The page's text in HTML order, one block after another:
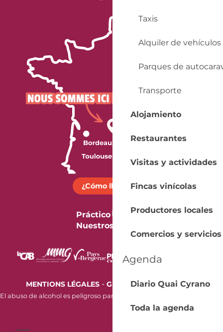
Taxis
Alquiler de vehículos
Parques de
Transporte
Alojamiento
Restaurantes
Visitas y actividades
Fincas vinícolas
Productores locales
Comercios y servicios
Agenda
Diario Quai Cyrano
Toda la agenda
¿Cómo llegar?
Práctico
Nuestros folletos
MENTIONS LÉGALES- GESTION DES COOKIES
El abuso de alcohol es peligroso para la salud. Beba con moderación.